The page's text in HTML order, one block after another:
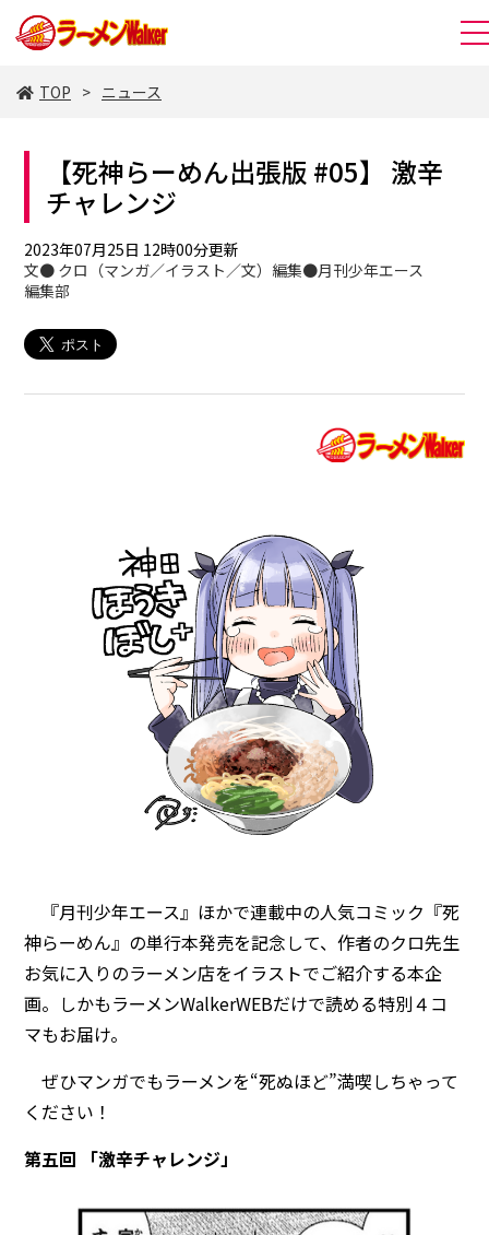
TOP ニュース
【死神らーめん出張版 #05】 激辛
チャレンジ
2023年07月25日 12時00分更新
文● クロ（マンガ／イラスト／文）編集●月刊少年エース
編集部
『月刊少年エース』ほかで連載中の人気コミック『死
神らーめん』の単行本発売を記念して、作者のクロ先生
お気に入りのラーメン店をイラストでご紹介する本企
画。しかもラーメンWalkerWEBだけで読める特別４コ
マもお届け。
ぜひマンガでもラーメンを“死ぬほど”満喫しちゃって
ください！
第五回 「激辛チャレンジ」